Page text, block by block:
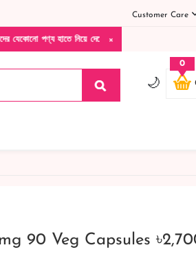
Customer Care
×
নিয়ে দেখে টাকা দিবেন ডেলিভারি ম্যান চলে যাওয়ার
🌙
0
90 Veg Capsules